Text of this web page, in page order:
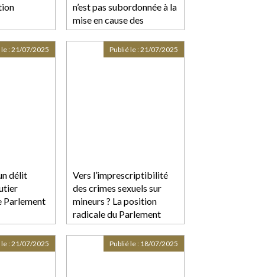
n’est pas subordonnée à la
mise en cause des
associés majoritaires en
l’absence de demande de
dédommagement !
délit
Parlement
:21/07/2025
Vers l’imprescriptibilité
des crimes sexuels sur
mineurs ? La position
radicale du Parlement
européen
Publié le :21/07/2025
:21/07/2025 Publié le : 18/07/2025